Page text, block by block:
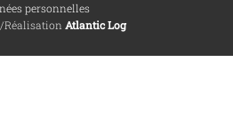
personnelles
Réalisation Atlantic Log